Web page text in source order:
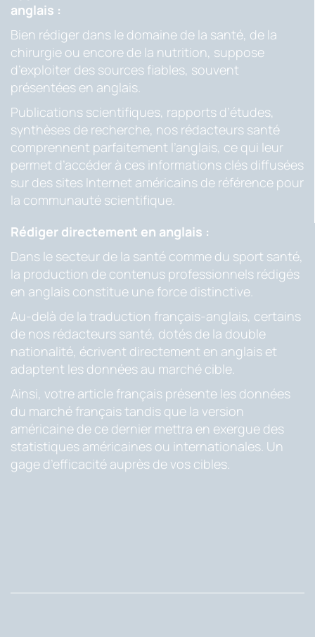
anglais :
Bien rédiger dans le domaine de la santé, de la
chirurgie ou encore de la nutrition, suppose
d’exploiter des sources fiables, souvent
présentées en anglais.
Publications scientifiques, rapports d’études,
synthèses de recherche, nos rédacteurs santé
comprennent parfaitement l’anglais, ce qui leur
permet d’accéder à ces informations clés diffusées
sur des sites Internet américains de référence pour
la communauté scientifique.
Rédiger directement en anglais :
Dans le secteur de la santé comme du sport santé,
la production de contenus professionnels rédigés
en anglais constitue une force distinctive.
Au-delà de la traduction français-anglais, certains
de nos rédacteurs santé, dotés de la double
nationalité, écrivent directement en anglais et
adaptent les données au marché cible.
Ainsi, votre article français présente les données
du marché français tandis que la version
américaine de ce dernier mettra en exergue des
statistiques américaines ou internationales. Un
gage d’efficacité auprès de vos cibles.